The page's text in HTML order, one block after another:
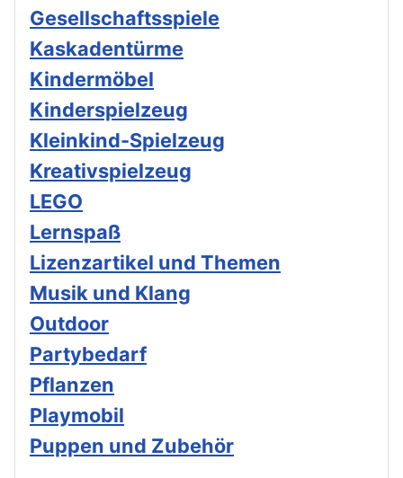
Gesellschaftsspiele
Kaskadentürme
Kindermöbel
Kinderspielzeug
Kleinkind-Spielzeug
Kreativspielzeug
LEGO
Lernspaß
Lizenzartikel und Themen
Musik und Klang
Outdoor
Partybedarf
Pflanzen
Playmobil
Puppen und Zubehör